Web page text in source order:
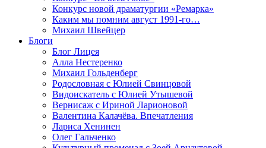
Конкурс новой драматургии «Ремарка»
Каким мы помним август 1991-го…
Михаил Швейцер
Блоги
Блог Лицея
Алла Нестеренко
Михаил Гольденберг
Родословная с Юлией Свинцовой
Видоискатель с Юлией Утышевой
Вернисаж с Ириной Ларионовой
Валентина Калачёва. Впечатления
Лариса Хенинен
Олег Гальченко